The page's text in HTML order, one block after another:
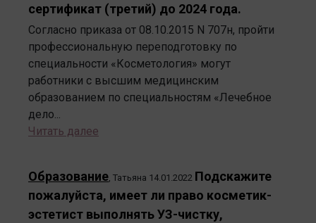
сертификат (третий) до 2024 года.
Согласно приказа от 08.10.2015 N 707н, пройти
профессиональную переподготовку по
специальности «Косметология» могут
работники с высшим медицинским
образованием по специальностям «Лечебное
дело...
Читать далее
Образование Татьяна 14.01.2022 Подскажите
пожалуйста, имеет ли право косметик-
эстетист выполнять УЗ-чистку,